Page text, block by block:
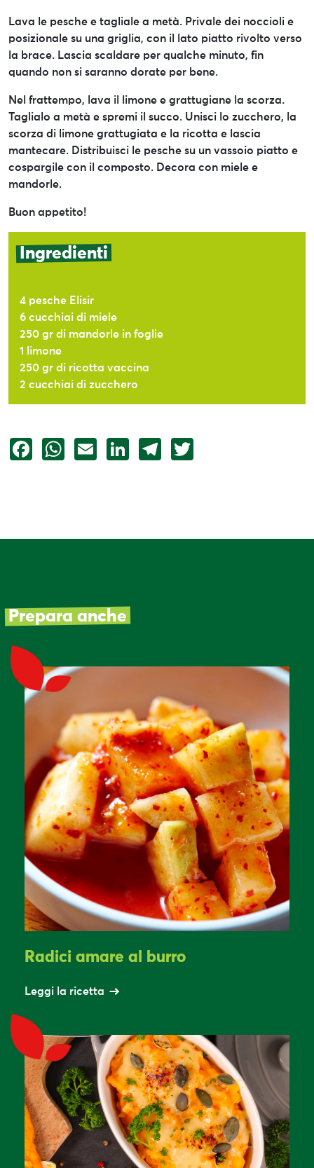
Lava le pesche e tagliale a metà. Privale dei noccioli e
posizionale su una griglia, con il lato piatto rivolto verso
la brace. Lascia scaldare per qualche minuto, fin
quando non si saranno dorate per bene.
Nel frattempo, lava il limone e grattugiane la scorza.
Taglialo a metà e spremi il succo. Unisci lo zucchero, la
scorza di limone grattugiata e la ricotta e lascia
mantecare. Distribuisci le pesche su un vassoio piatto e
cospargile con il composto. Decora con miele e
mandorle.
Buon appetito!
Ingredienti
4 pesche Elisir
6 cucchiai di miele
250 gr di mandorle in foglie
1 limone
250 gr di ricotta vaccina
2 cucchiai di zucchero
FacebookWhatsApp
Email LinkedInTelegram
Prepara anche
Radici amare al burro
Leggi la ricetta